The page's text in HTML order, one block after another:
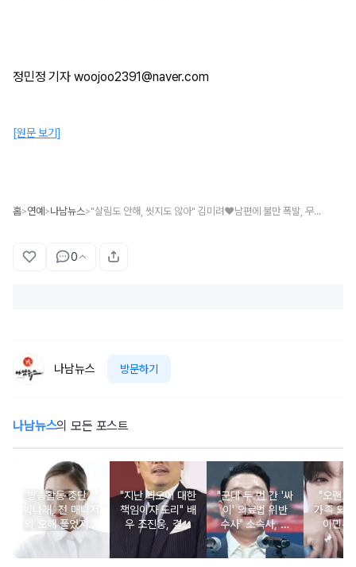
정민정 기자 woojoo2391@naver.com
[원문 보기]
홈>연예 >나남뉴스> "살림도 안해, 씻지도 않아" 김미려♥남편에 불만 폭발, 무슨 일?
0
나남뉴스 방문하기
나남뉴스의 모든 포스트
"방송활동 중단…"
박나래, 전 매니저
와 오해 풀었지만
불찰 반성
"지난 과오에 대한
책임이자 도리" 배
우 조진웅, 결국
은퇴 선언
"군대 두 번 간 '싸
이' 의료법 위반
수사" 소속사, 수
면제 대리수령 불
찰...
"오랜
가족 되
이민우